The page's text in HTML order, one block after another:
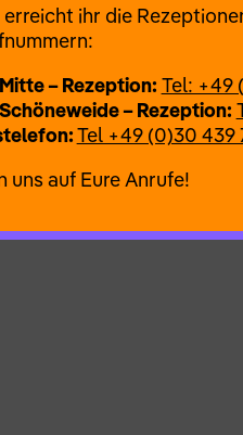
ihr die
– Rezeption: Tel: +49
– Rezeption:
Tel +49 (0)30 439
uns auf Eure Anrufe!